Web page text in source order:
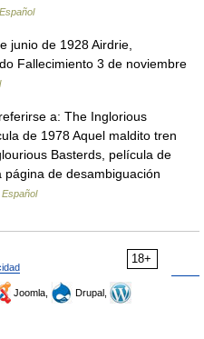
junio de 1928 Airdrie,
Fallecimiento 3 de noviembre
a: The Inglorious
de 1978 Aquel maldito tren
Basterds, película de
página de desambiguación
Español
18+
Joomla,
Drupal,